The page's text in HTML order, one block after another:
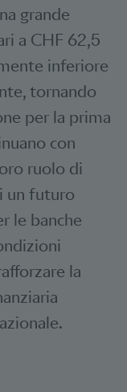
grande
a CHF 62,5
inferiore
tornando
per la prima
con
ruolo di
un futuro
le banche
la